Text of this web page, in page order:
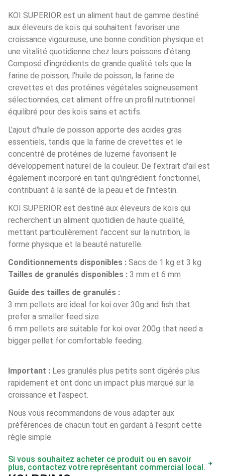
KOI SUPERIOR est un aliment haut de gamme destiné
aux éleveurs de koïs qui souhaitent favoriser une
croissance vigoureuse, une bonne condition physique et
une vitalité quotidienne chez leurs poissons d'étang.
Composé d'ingrédients de grande qualité tels que la
farine de poisson, l'huile de poisson, la farine de
crevettes et des protéines végétales soigneusement
sélectionnées, cet aliment offre un profil nutritionnel
équilibré pour des koïs sains et actifs.
L'ajout d'huile de poisson apporte des acides gras
essentiels, tandis que la farine de crevettes et le
concentré de protéines de luzerne favorisent le
développement naturel de la couleur. De l'extrait d'ail est
également incorporé en tant qu'ingrédient fonctionnel,
contribuant à la santé de la peau et de l'intestin.
KOI SUPERIOR est destiné aux éleveurs de koïs qui
recherchent un aliment quotidien de haute qualité,
mettant particulièrement l'accent sur la nutrition, la
forme physique et la beauté naturelle.
Conditionnements disponibles : Sacs de 1 kg et 3 kg
Tailles de granulés disponibles : 3 mm et 6 mm
Guide des tailles de granulés :
3 mm pellets are ideal for koi over 30g and fish that
prefer a smaller feed size.
6 mm pellets are suitable for koi over 200g that need a
bigger pellet for comfortable feeding.
Important : Les granulés plus petits sont digérés plus
rapidement et ont donc un impact plus marqué sur la
croissance et l'aspect.
Nous vous recommandons de vous adapter aux
préférences de chacun tout en gardant à l'esprit cette
règle simple.
Si vous souhaitez acheter ce produit ou en savoir
plus, contactez votre représentant commercial local.